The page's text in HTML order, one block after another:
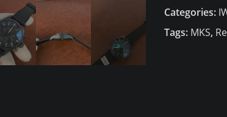
Aviador
CronÃ³grafo
Categories:
Tags: MKS,